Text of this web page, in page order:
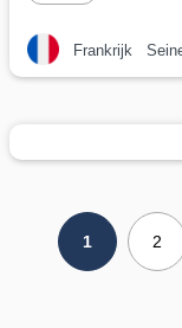
Frankrijk
1 2